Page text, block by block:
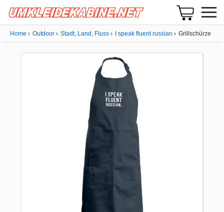
Home Outdoor Stadt, Land, Fluss I speak fluent russian Grillschürze